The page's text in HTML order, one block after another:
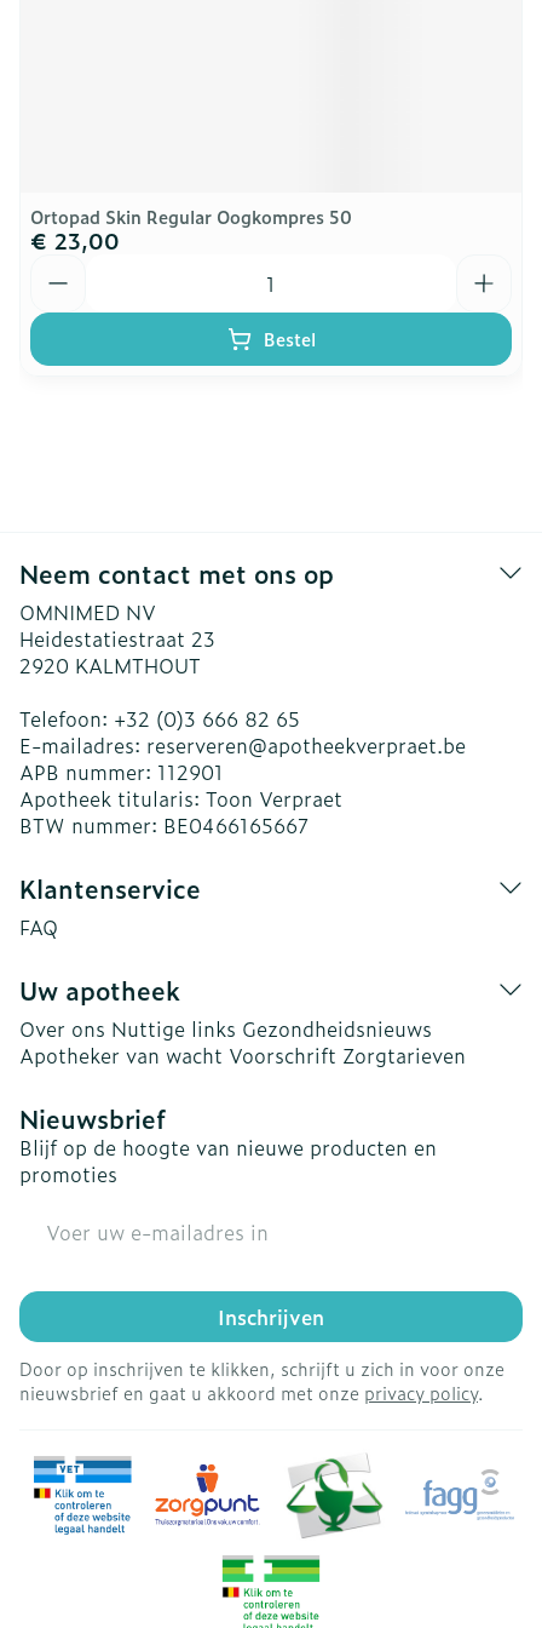
Ortopad Skin Regular Oogkompres 50
€ 23,00
Bestel
Neem contact met ons op
OMNIMED NV
Heidestatiestraat 23
2920 KALMTHOUT
Telefoon: +32 (0)3 666 82 65
E-mailadres: reserveren@apotheekverpraet.be
APB nummer: 112901
Apotheek titularis: Toon Verpraet
BTW nummer: BE0466165667
Klantenservice
FAQ
Uw apotheek
Over ons Nuttige links Gezondheidsnieuws
Apotheker van wacht Voorschrift Zorgtarieven
Nieuwsbrief
Blijf op de hoogte van nieuwe producten en
promoties
Inschrijven
Door op inschrijven te klikken, schrijft u zich in voor onze
nieuwsbrief en gaat u akkoord met onze privacy policy.